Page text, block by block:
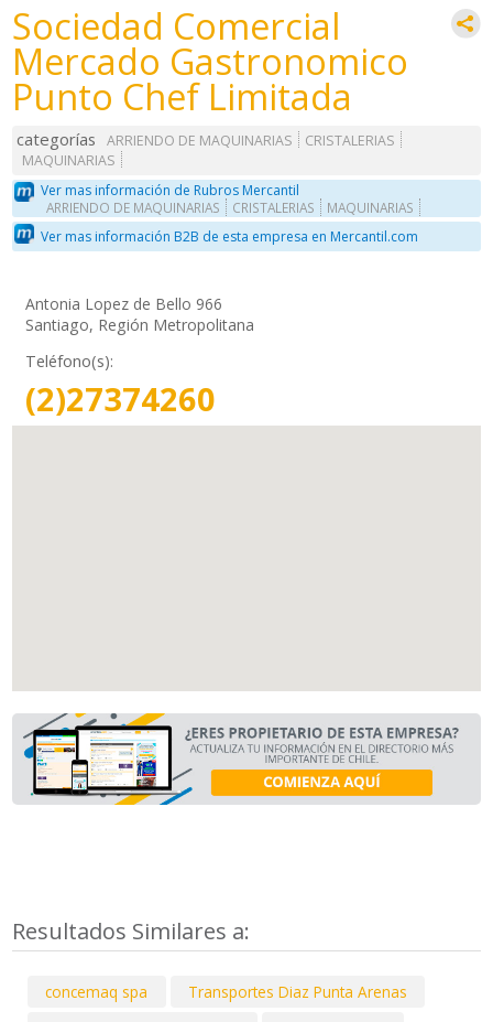
Sociedad Comercial
Mercado Gastronomico
Punto Chef Limitada
categorías ARRIENDO DE MAQUINARIAS
CRISTALERIAS
MAQUINARIAS
Ver mas información de Rubros Mercantil
ARRIENDO DE MAQUINARIAS CRISTALERIAS MAQUINARIAS
Ver mas información B2B de esta empresa en Mercantil.com
Antonia Lopez de Bello 966
Santiago, Región Metropolitana
Teléfono(s):
(2)27374260
Resultados Similares a:
concemaq spa
Transportes Diaz Punta Arenas